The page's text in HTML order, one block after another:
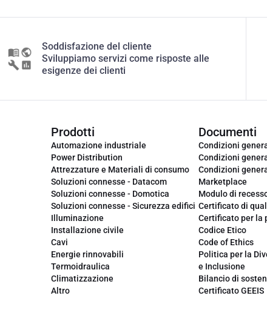
Soddisfazione del cliente
Sviluppiamo servizi come risposte alle
esigenze dei clienti
Prodotti
Automazione industriale
Power Distribution
Attrezzature e Materiali di consumo
Soluzioni connesse - Datacom
Soluzioni connesse - Domotica
Soluzioni connesse - Sicurezza edifici
Illuminazione
Installazione civile
Cavi
Energie rinnovabili
Termoidraulica
Climatizzazione
Altro
Documenti
Condizioni
Condizioni
Condizioni
Marketplace
Modulo di
Certificato di
Certificato per la
Codice Etico
Code of Ethics
Politica per la
e Inclusione
Bilancio di
Certificato GEEIS